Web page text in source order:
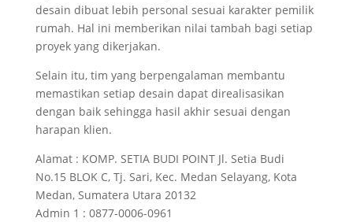
desain dibuat lebih personal sesuai karakter pemilik
rumah. Hal ini memberikan nilai tambah bagi setiap
proyek yang dikerjakan.
Selain itu, tim yang berpengalaman membantu
memastikan setiap desain dapat direalisasikan
dengan baik sehingga hasil akhir sesuai dengan
harapan klien.
Alamat : KOMP. SETIA BUDI POINT Jl. Setia Budi
No.15 BLOK C, Tj. Sari, Kec. Medan Selayang, Kota
Medan, Sumatera Utara 20132
Admin 1 : 0877-0006-0961